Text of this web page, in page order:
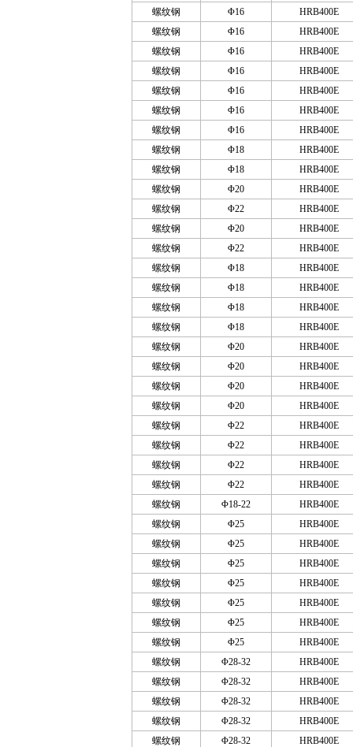
螺纹钢
Φ16
HRB400E
螺纹钢
Φ16
HRB400E
螺纹钢
Φ16
HRB400E
螺纹钢
Φ16
HRB400E
螺纹钢
Φ16
HRB400E
螺纹钢
Φ16
HRB400E
螺纹钢
Φ16
HRB400E
螺纹钢
Φ18
HRB400E
螺纹钢
Φ18
HRB400E
螺纹钢
Φ20
HRB400E
螺纹钢
Φ22
HRB400E
螺纹钢
Φ20
HRB400E
螺纹钢
Φ22
HRB400E
螺纹钢
Φ18
HRB400E
螺纹钢
Φ18
HRB400E
螺纹钢
Φ18
HRB400E
螺纹钢
Φ18
HRB400E
螺纹钢
Φ20
HRB400E
螺纹钢
Φ20
HRB400E
螺纹钢
Φ20
HRB400E
螺纹钢
Φ20
HRB400E
螺纹钢
Φ22
HRB400E
螺纹钢
Φ22
HRB400E
螺纹钢
Φ22
HRB400E
螺纹钢
Φ22
HRB400E
螺纹钢
Φ18-22
HRB400E
螺纹钢
Φ25
HRB400E
螺纹钢
Φ25
HRB400E
螺纹钢
Φ25
HRB400E
螺纹钢
Φ25
HRB400E
螺纹钢
Φ25
HRB400E
螺纹钢
Φ25
HRB400E
螺纹钢
Φ25
HRB400E
螺纹钢
Φ28-32
HRB400E
螺纹钢
Φ28-32
HRB400E
螺纹钢
Φ28-32
HRB400E
螺纹钢
Φ28-32
HRB400E
螺纹钢
Φ28-32
HRB400E